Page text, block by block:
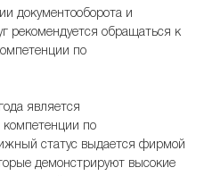
документооборота и
рекомендуется обращаться к
по
является
по
статус выдается фирмой
демонстрируют высокие